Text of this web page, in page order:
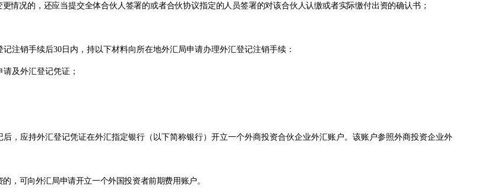
更情况的，还应当提交全体合伙人签署的或者合伙协议指定的人员签署的对该合伙人认缴或者实际缴付出资的确认书；
记注销手续后30日内，持以下材料向所在地外汇局申请办理外汇登记注销手续：
及外汇登记凭证；
，应持外汇登记凭证在外汇指定银行（以下简称银行）开立一个外商投资合伙企业外汇账户。该账户参照外商投资企业外
，可向外汇局申请开立一个外国投资者前期费用账户。